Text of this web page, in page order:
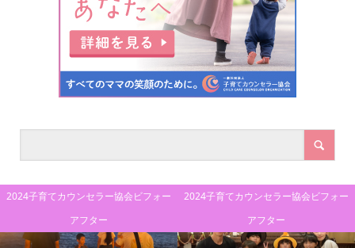
2024子育てカウンセラー協会ビフォー
アフター
2024子育てカウンセラー協会ビフォー
アフター